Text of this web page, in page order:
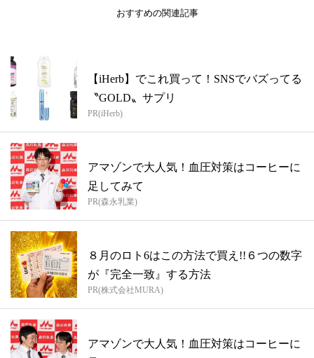
おすすめの関連記事
【iHerb】でこれ買って！SNSでバズってる
〝GOLD〟サプリ
PR(iHerb)
アマゾンで大人気！血圧対策はコーヒーに
足してみて
PR(森永乳業)
８月のロト6はこの方法で買え!!６つの数字
が『完全一致』する方法
PR(株式会社MURA)
アマゾンで大人気！血圧対策はコーヒーに